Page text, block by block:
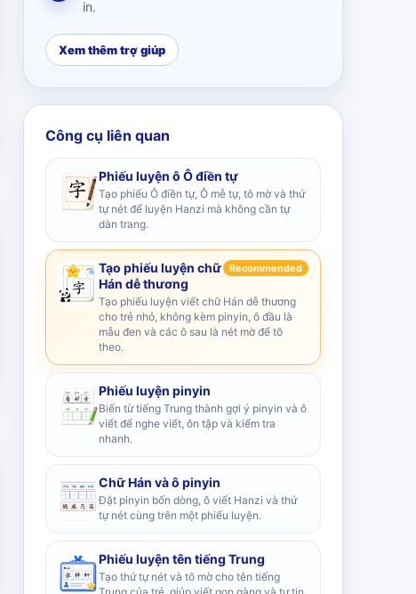
in.
Xem thêm trợ giúp
Công cụ liên quan
Phiếu luyện ô Ô điền tự
Tạo phiếu Ô điền tự, Ô mễ tự, tô mờ và thứ
tự nét để luyện Hanzi mà không cần tự
dàn trang.
Tạo phiếu luyện chữ
Hán dễ thương
Recommended
Tạo phiếu luyện viết chữ Hán dễ thương
cho trẻ nhỏ, không kèm pinyin, ô đầu là
mẫu đen và các ô sau là nét mờ để tô
theo.
Phiếu luyện pinyin
Biến từ tiếng Trung thành gợi ý pinyin và ô
viết để nghe viết, ôn tập và kiểm tra
nhanh.
Chữ Hán và ô pinyin
Đặt pinyin bốn dòng, ô viết Hanzi và thứ
tự nét cùng trên một phiếu luyện.
Phiếu luyện tên tiếng Trung
Tạo thứ tự nét và tô mờ cho tên tiếng